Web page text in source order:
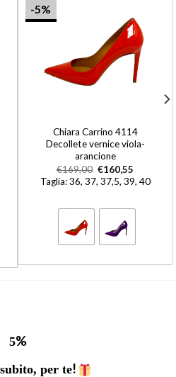
-5%
Chiara Carrino 4114
Decollete vernice viola-
arancione
€169,00 €160,55
Taglia: 36, 37, 37,5, 39, 40
5%
per te!